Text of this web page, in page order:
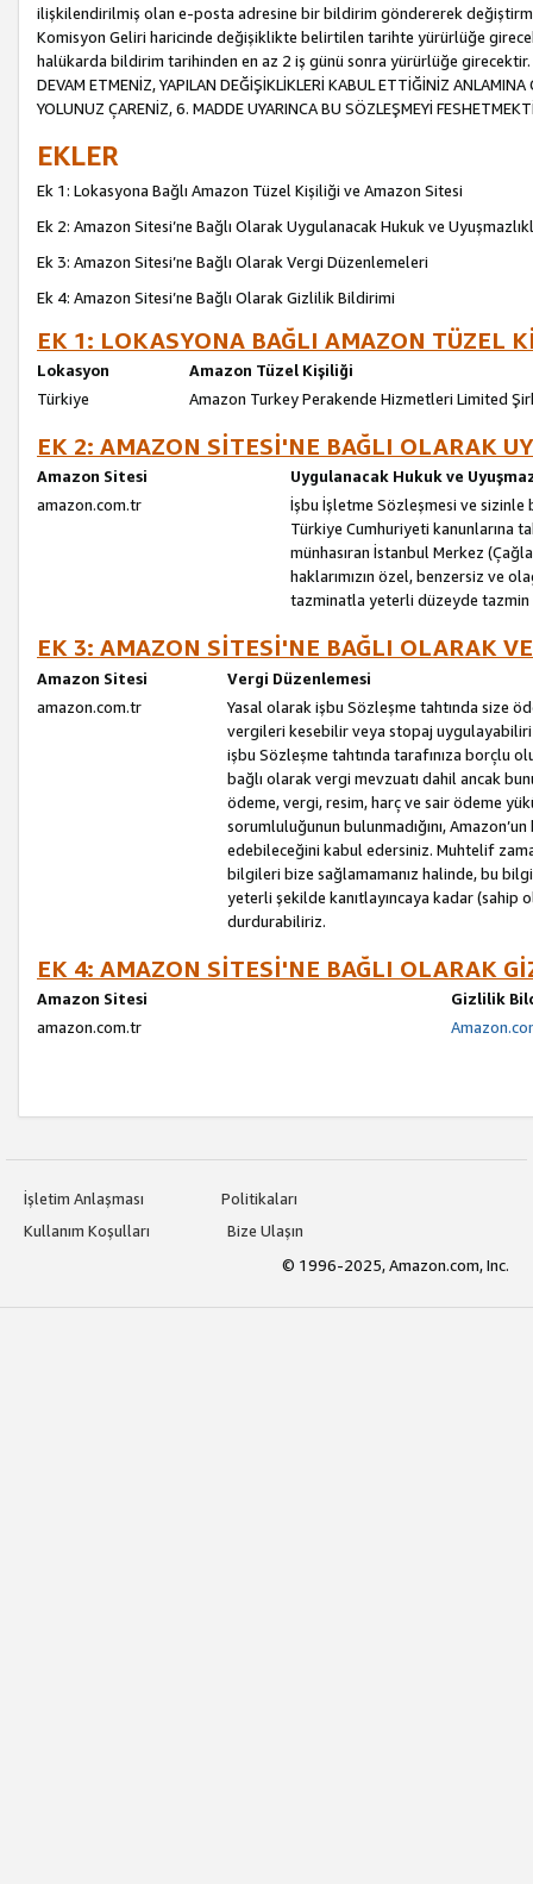
ilişkilendirilmiş olan e-posta adresine bir bildirim göndererek
Komisyon Geliri haricinde değişiklikte belirtilen tarihte yürürlüğe
halükarda bildirim tarihinden en az 2 iş günü sonra yürürlüğe girecektir.
DEVAM ETMENİZ, YAPILAN DEĞİŞİKLİKLERİ KABUL ETTİĞİNİZ
YOLUNUZ ÇARENİZ, 6. MADDE UYARINCA BU SÖZLEŞMEYİ
EKLER
Ek 1: Lokasyona Bağlı Amazon Tüzel Kişiliği ve Amazon Sitesi
Ek 2: Amazon Sitesi’ne Bağlı Olarak Uygulanacak Hukuk ve
Ek 3: Amazon Sitesi’ne Bağlı Olarak Vergi Düzenlemeleri
Ek 4: Amazon Sitesi’ne Bağlı Olarak Gizlilik Bildirimi
EK 1: LOKASYONA BAĞLI AMAZON TÜZEL
Lokasyon
Amazon Tüzel Kişiliği
Türkiye
Amazon Turkey Perakende Hizmetleri Limited
EK 2: AMAZON SİTESİ'NE BAĞLI OLARAK
Amazon Sitesi
Uygulanacak Hukuk ve
amazon.com.tr
İşbu İşletme Sözleşmesi ve sizinle
Türkiye Cumhuriyeti kanunlarına
münhasıran İstanbul Merkez
haklarımızın özel, benzersiz ve
tazminatla yeterli düzeyde
EK 3: AMAZON SİTESİ'NE BAĞLI OLARAK
Amazon Sitesi
Vergi Düzenlemesi
amazon.com.tr
Yasal olarak işbu Sözleşme tahtında size
vergileri kesebilir veya stopaj
işbu Sözleşme tahtında tarafınıza borçlu
bağlı olarak vergi mevzuatı dahil ancak
ödeme, vergi, resim, harç ve sair ödeme
sorumluluğunun bulunmadığını,
edebileceğini kabul edersiniz. Muhtelif
bilgileri bize sağlamamanız halinde, bu
yeterli şekilde kanıtlayıncaya kadar
durdurabiliriz.
EK 4: AMAZON SİTESİ'NE BAĞLI OLARAK
Amazon Sitesi
Gizlilik
amazon.com.tr
İşletim Anlaşması
Politikaları
Kullanım Koşulları
Bize Ulaşın
© 1996-2025, Amazon.com, Inc.